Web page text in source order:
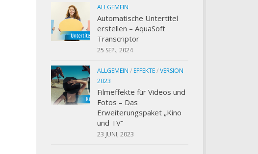
ALLGEMEIN
Automatische Untertitel
erstellen – AquaSoft
Transcriptor
25 SEP., 2024
ALLGEMEIN / EFFEKTE/VERSION
2023
Filmeffekte für Videos und
Fotos – Das
Erweiterungspaket „Kino
und TV“
23 JUNI, 2023